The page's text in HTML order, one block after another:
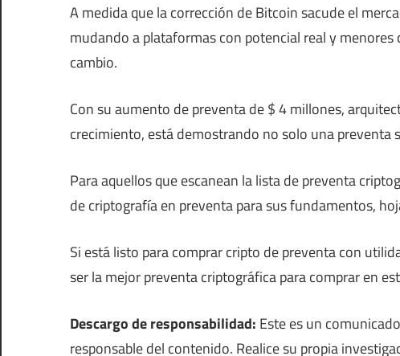
A medida que la corrección de Bitcoin sacude el
mudando a plataformas con potencial real y menores
cambio.
Con su aumento de preventa de $ 4 millones,
crecimiento, está demostrando no solo una
Para aquellos que escanean la lista de preventa
de criptografía en preventa para sus fundamentos,
Si está listo para comprar cripto de preventa con
ser la mejor preventa criptográfica para comprar en
Descargo de responsabilidad: Este es un
responsable del contenido. Realice su propia